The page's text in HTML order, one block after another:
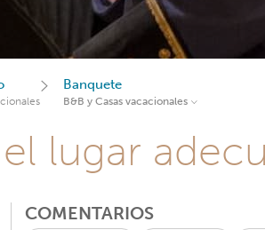
Banquete
B&B y Casas vacacionales
lugar
COMENTARIOS